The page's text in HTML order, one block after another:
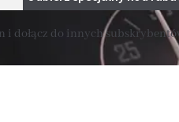
i dołącz do innych